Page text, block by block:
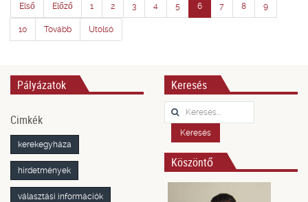
Első Előző 1 2 3 4 5 6 7 8 9
10 Tovább Utolsó
Pályázatok
Cimkék
kerekegyháza
hirdetmények
választási információk
Keresés
Keresés...
Keresés
Köszöntő